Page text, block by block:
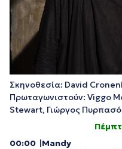
Σκηνοθεσία: David
Πρωταγωνιστούν: Viggo
Stewart, Γιώργος
00:00 |Mandy